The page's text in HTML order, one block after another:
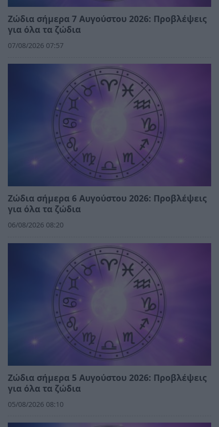
Ζώδια σήμερα 7 Αυγούστου 2026: Προβλέψεις
για όλα τα ζώδια
07/08/2026 07:57
Ζώδια σήμερα 6 Αυγούστου 2026: Προβλέψεις
για όλα τα ζώδια
06/08/2026 08:20
Ζώδια σήμερα 5 Αυγούστου 2026: Προβλέψεις
για όλα τα ζώδια
05/08/2026 08:10